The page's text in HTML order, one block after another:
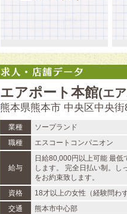
エアポート本館(エ
熊本県熊本市 中央区中央街
業種
ソープランド
職種
エスコートコンパニオン
給与
日給80,000円以上可能 最
します。 完全日払い制。し
をお約束致します。
資格
18才以上の女性（経験問わ
交通
熊本市中心部